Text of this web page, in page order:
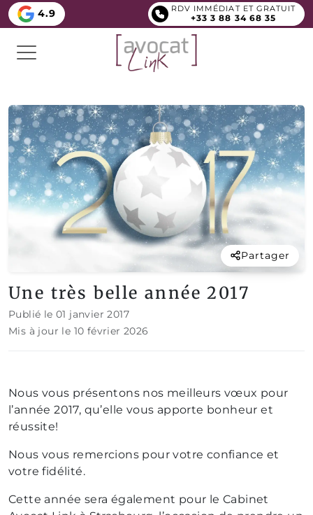
4.9 RDV IMMÉDIAT ET GRATUIT
+33 3 88 34 68 35
Partager
Une très belle année 2017
Publié le 01 janvier 2017
Mis à jour le 10 février 2026
Nous vous présentons nos meilleurs vœux pour
l’année 2017, qu’elle vous apporte bonheur et
réussite!
Nous vous remercions pour votre confiance et
votre fidélité.
Cette année sera également pour le Cabinet